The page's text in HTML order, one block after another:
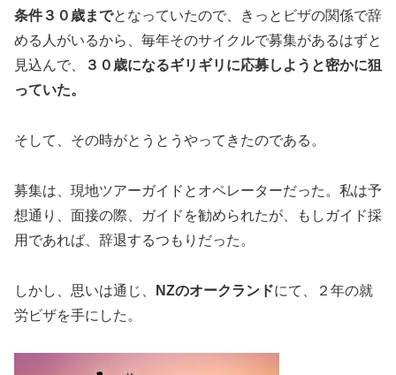
条件３０歳までとなっていたので、きっとビザの関係で辞
める人がいるから、毎年そのサイクルで募集があるはずと
見込んで、
３０歳になるギリギリに応募しようと密かに狙
っていた。
そして、その時がとうとうやってきたのである。
募集は、現地ツアーガイドとオペレーターだった。私は予
想通り、面接の際、ガイドを勧められたが、もしガイド採
用であれば、辞退するつもりだった。
しかし、思いは通じ、 NZのオークランドにて、２年の就
労ビザを手にした。